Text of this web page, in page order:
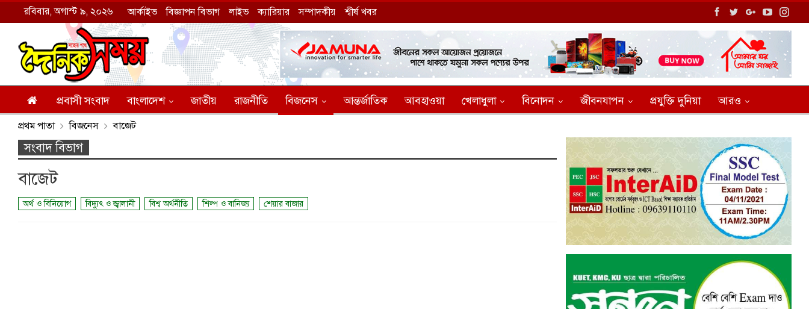
রবিবার, অগাস্ট ৯, ২০২৬ আর্কাইভ বিজ্ঞাপন বিভাগ লাইভ ক্যারিয়ার সম্পাদকীয় শ্বীর্ষ খবর
প্রবাসী সংবাদ বাংলাদেশ জাতীয় রাজনীতি বিজনেস আন্তর্জাতিক আবহাওয়া খেলাধুলা বিনোদন জীবনযাপন প্রযুক্তি দুনিয়া আরও
প্রথম পাতা বিজনেস বাজেট
সংবাদ বিভাগ
বাজেট
অর্থ ও বিনিয়োগ বিদ্যুৎ ও জ্বালানী বিশ্ব অর্থনীতি শিল্প ও বানিজ্য শেয়ার বাজার